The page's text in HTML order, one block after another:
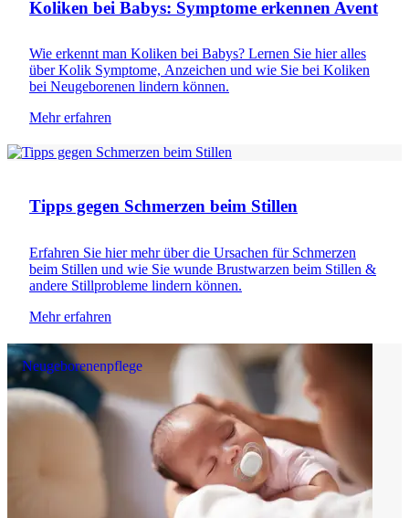
Koliken bei Babys: Symptome erkennen Avent
Wie erkennt man Koliken bei Babys? Lernen Sie hier alles
über Kolik Symptome, Anzeichen und wie Sie bei Koliken
bei Neugeborenen lindern können.
Mehr erfahren
Tipps gegen Schmerzen beim Stillen
Erfahren Sie hier mehr über die Ursachen für Schmerzen
beim Stillen und wie Sie wunde Brustwarzen beim Stillen &
andere Stillprobleme lindern können.
Mehr erfahren
Neugeborenenpflege